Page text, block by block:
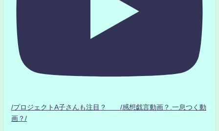
/プロジェクトA子さんも注目？ /感想戯言動画？.一息つく動
画？/